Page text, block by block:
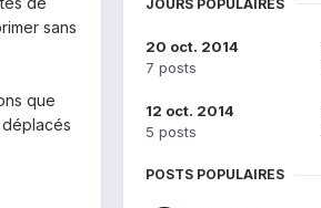
sans
que
JOURS POPULAIRES
20 oct. 2014
7 posts
12 oct. 2014
5 posts
POSTS POPULAIRES